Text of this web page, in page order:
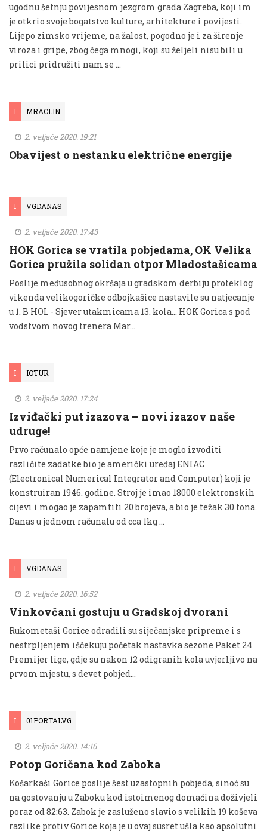
ugodnu šetnju povijesnom jezgrom grada Zagreba, koji im
je otkrio svoje bogatstvo kulture, arhitekture i povijesti.
Lijepo zimsko vrijeme, na žalost, pogodno je i za širenje
viroza i gripe, zbog čega mnogi, koji su željeli nisu bili u
prilici pridružiti nam se …
I MRACLIN
2. veljače 2020. 19:21
Obavijest o nestanku električne energije
I VGDANAS
2. veljače 2020. 17:43
HOK Gorica se vratila pobjedama, OK Velika
Gorica pružila solidan otpor Mladostašicama
Poslije međusobnog okršaja u gradskom derbiju proteklog
vikenda velikogoričke odbojkašice nastavile su natjecanje
u 1. B HOL - Sjever utakmicama 13. kola... HOK Gorica s pod
vodstvom novog trenera Mar...
I IOTUR
2. veljače 2020. 17:24
Izviđački put izazova – novi izazov naše
udruge!
Prvo računalo opće namjene koje je moglo izvoditi
različite zadatke bio je američki uređaj ENIAC
(Electronical Numerical Integrator and Computer) koji je
konstruiran 1946. godine. Stroj je imao 18000 elektronskih
cijevi i mogao je zapamtiti 20 brojeva, a bio je težak 30 tona.
Danas u jednom računalu od cca 1kg …
I VGDANAS
2. veljače 2020. 16:52
Vinkovčani gostuju u Gradskoj dvorani
Rukometaši Gorice odradili su siječanjske pripreme i s
nestrpljenjem iščekuju početak nastavka sezone Paket 24
Premijer lige, gdje su nakon 12 odigranih kola uvjerljivo na
prvom mjestu, s devet pobjed...
I 01PORTALVG
2. veljače 2020. 14:16
Potop Goričana kod Zaboka
Košarkaši Gorice poslije šest uzastopnih pobjeda, sinoć su
na gostovanju u Zaboku kod istoimenog domaćina doživjeli
poraz od 82:63. Zabok je zasluženo slavio s velikih 19 koševa
razlike protiv Gorice koja je u ovaj susret ušla kao apsolutni